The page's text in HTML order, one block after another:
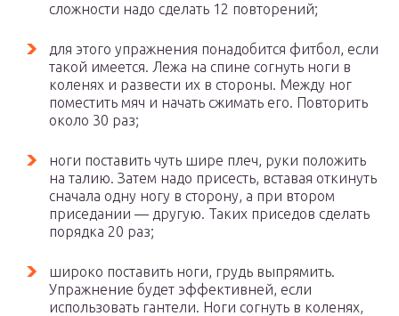
сложности надо сделать 12 повторений;
для этого упражнения понадобится фитбол, если
такой имеется. Лежа на спине согнуть ноги в
коленях и развести их в стороны. Между ног
поместить мяч и начать сжимать его. Повторить
около 30 раз;
ноги поставить чуть шире плеч, руки положить
на талию. Затем надо присесть, вставая откинуть
сначала одну ногу в сторону, а при втором
приседании — другую. Таких приседов сделать
порядка 20 раз;
широко поставить ноги, грудь выпрямить.
Упражнение будет эффективней, если
использовать гантели. Ноги согнуть в коленях,